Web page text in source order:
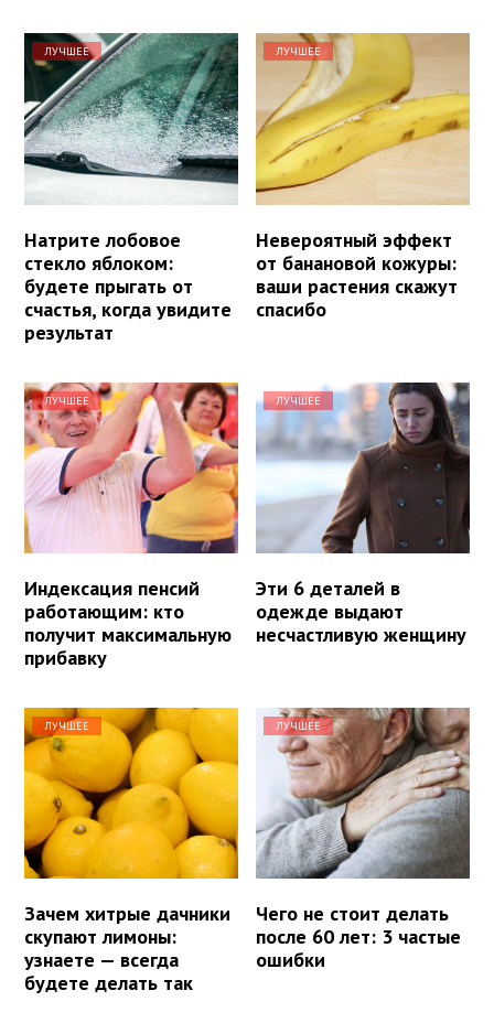
ЛУЧШЕЕ
Натрите лобовое
стекло яблоком:
будете прыгать от
счастья, когда увидите
результат
ЛУЧШЕЕ
Невероятный эффект
от банановой кожуры:
ваши растения скажут
спасибо
ЛУЧШЕЕ
Индексация пенсий
работающим: кто
получит максимальную
прибавку
ЛУЧШЕЕ
Эти 6 деталей в
одежде выдают
несчастливую женщину
ЛУЧШЕЕ
Зачем хитрые дачники
скупают лимоны:
узнаете — всегда
будете делать так
ЛУЧШЕЕ
Чего не стоит делать
после 60 лет: 3 частые
ошибки